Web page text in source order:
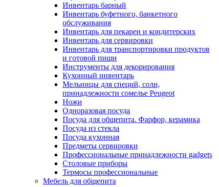
Инвентарь барный
Инвентарь буфетного, банкетного
обслуживания
Инвентарь для пекарен и кондитерских
Инвентарь для сервировки
Инвентарь для транспортировки продуктов
и готовой пищи
Инструменты для декорирования
Кухонный инвентарь
Мельницы для специй, соли,
принадлежности сомелье Peugeot
Ножи
Одноразовая посуда
Посуда для общепита. Фарфор, керамика
Посуда из стекла
Посуда кухонная
Предметы сервировки
Профессиональные принадлежности gadgets
Столовые приборы
Термосы профессиональные
Мебель для общепита